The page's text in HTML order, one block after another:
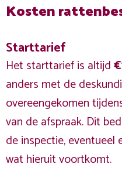
Kosten
Starttarief
Het starttarief is altijd
anders met de
overeengekomen
van de afspraak. Dit
de inspectie, eventueel
wat hieruit voortkomt.